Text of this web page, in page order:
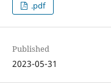
.pdf
Published
2023-05-31